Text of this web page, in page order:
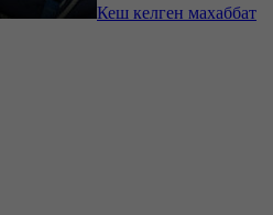
Кеш келген махаббат